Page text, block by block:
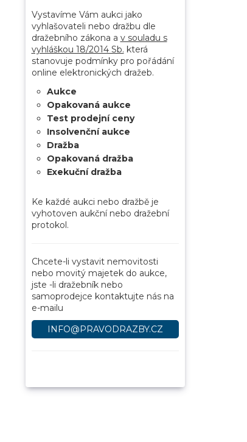
Vystavíme Vám aukci jako
vyhlašovateli nebo dražbu dle
dražebního zákona a v souladu s
vyhláškou 18/2014 Sb. která
stanovuje podmínky pro pořádání
online elektronických dražeb.
Aukce
Opakovaná aukce
Test prodejní ceny
Insolvenční aukce
Dražba
Opakovaná dražba
Exekuční dražba
Ke každé aukci nebo dražbě je
vyhotoven aukční nebo dražební
protokol.
Chcete-li vystavit nemovitosti
nebo movitý majetek do aukce,
jste -li dražebník nebo
samoprodejce kontaktujte nás na
e-mailu
INFO@PRAVODRAZBY.CZ